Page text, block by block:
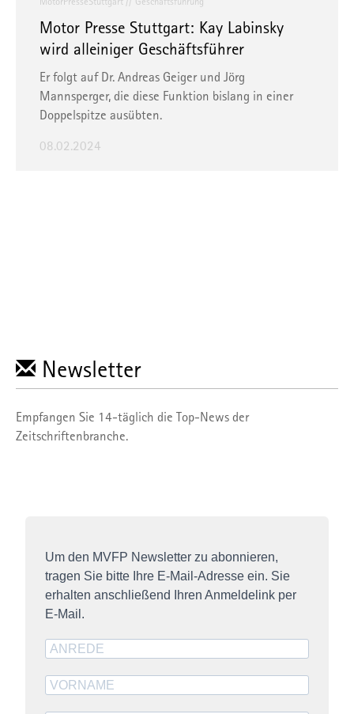
Motor Presse Stuttgart: Kay Labinsky
wird alleiniger Geschäftsführer
Er folgt auf Dr. Andreas Geiger und Jörg
Mannsperger, die diese Funktion bislang in einer
Doppelspitze ausübten.
08.02.2024
Newsletter
Empfangen Sie 14-täglich die Top-News der
Zeitschriftenbranche.
Um den MVFP Newsletter zu abonnieren,
tragen Sie bitte Ihre E-Mail-Adresse ein. Sie
erhalten anschließend Ihren Anmeldelink per
E-Mail.